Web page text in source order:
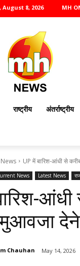
8, 2026 MH
राष्ट्रीय अंतर्राष्ट्रीय
UP में बारिश-आंधी से
News Latest News
आंधी
मुआवजा
Chauhan May 14, 2026